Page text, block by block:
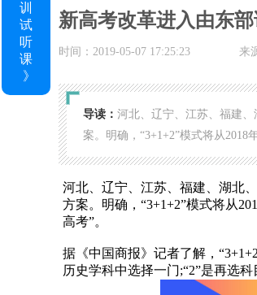
新高考改革进入由东
时间：2019-05-07 17:25:23 来
导读： 河北、辽宁、江苏、福建
案。明确，“3+1+2”模式将从2018
河北、辽宁、江苏、福建、湖北
方案。明确，“3+1+2”模式将从
高考”。
据《中国商报》记者了解，
历史学科中选择一门;“2”是再选
训
试
听
课
》